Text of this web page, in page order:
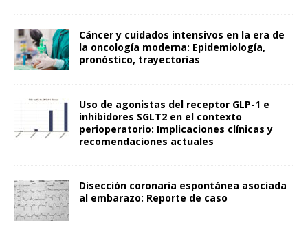
Cáncer y cuidados intensivos en la era de
la oncología moderna: Epidemiología,
pronóstico, trayectorias
Uso de agonistas del receptor GLP-1 e
inhibidores SGLT2 en el contexto
perioperatorio: Implicaciones clínicas y
recomendaciones actuales
Disección coronaria espontánea asociada
al embarazo: Reporte de caso